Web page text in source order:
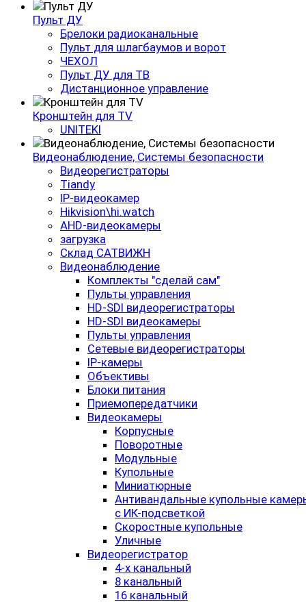
Пульт ДУ
Брелоки радиоканальные
Пульт для шлагбаумов и ворот
ЧЕХОЛ
Пульт ДУ для ТВ
Дистанционное управление
Кронштейн для TV
UNITEKI
Видеонаблюдение, Системы безопасности
Видеорегистраторы
Tiandy
IP-видеокамер
Hikvision\hi.watch
AHD-видеокамеры
загрузка
Склад САТВИЖН
Видеонаблюдение
Комплекты "сделай сам"
Пульты управления
HD-SDI видеорегистраторы
HD-SDI видеокамеры
Пульты управления
Сетевые видеорегистраторы
IP-камеры
Объективы
Блоки питания
Приемопередатчики
Видеокамеры
Корпусные
Поворотные
Модульные
Купольные
Миниатюрные
Антивандальные купольные
с ИК-подсветкой
Скоростные купольные
Уличные
Видеорегистратор
4-х канальный
8 канальный
16 канальный